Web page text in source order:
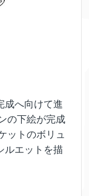
成へ向けて進
の下絵が完成
ットのボリュ
ルエットを描